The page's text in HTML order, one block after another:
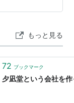
もっと見る
72 ブックマーク
夕凪堂という会社を